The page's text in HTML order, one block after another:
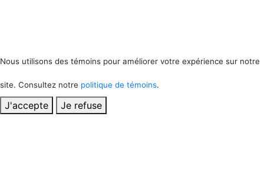
Nous utilisons des témoins pour améliorer votre expérience sur notre
site. Consultez notre politique de témoins.
J'accepte Je refuse